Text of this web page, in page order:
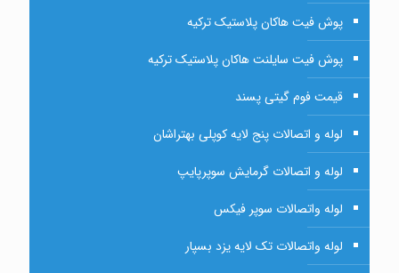
پوش فیت هاکان پلاستیک ترکیه
پوش فیت سایلنت هاکان پلاستیک ترکیه
قیمت فوم گیتی پسند
لوله و اتصالات پنج لایه کوپلی بهتراشان
لوله و اتصالات گرمایش سوپرپایپ
لوله واتصالات سوپر فیکس
لوله واتصالات تک لایه یزد بسپار